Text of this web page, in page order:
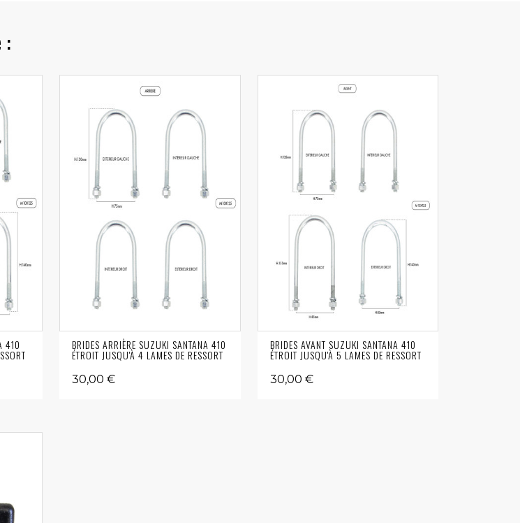
:
410 BRIDES ARRIÈRE SUZUKI SANTANA 410
ÉTROIT JUSQU'À 4 LAMES DE RESSORT
30,00 €
BRIDES AVANT SUZUKI SANTANA 410
ÉTROIT JUSQU'À 5 LAMES DE RESSORT
30,00 €